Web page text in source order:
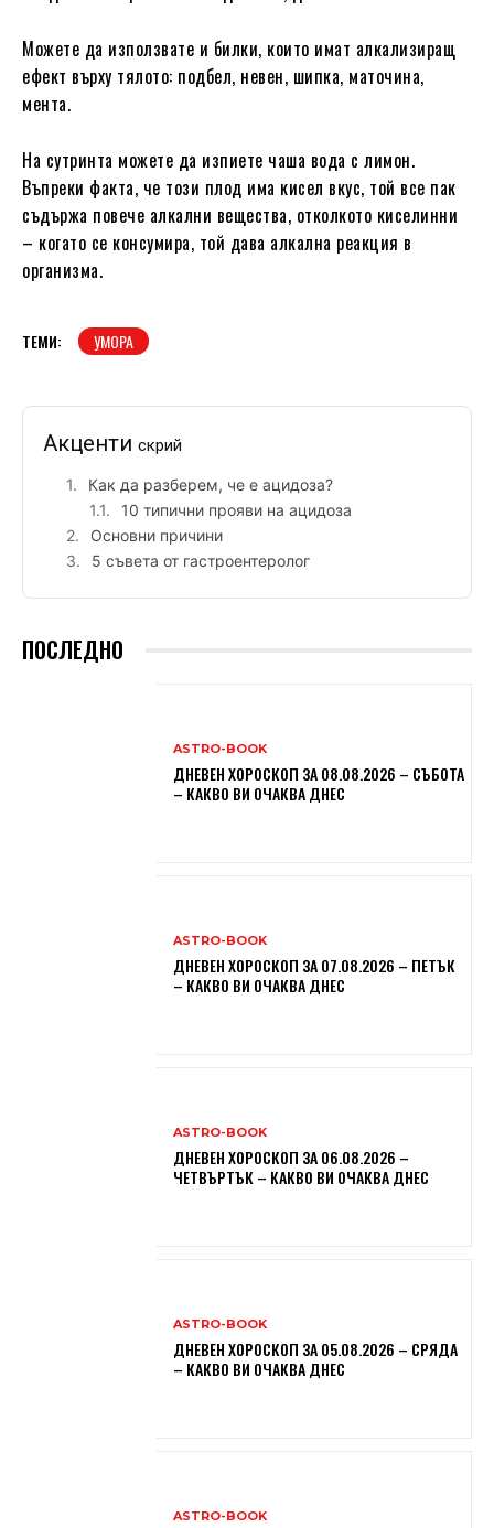
Можете да използвате и билки, които имат алкализиращ
ефект върху тялото: подбел, невен, шипка, маточина,
мента.
На сутринта можете да изпиете чаша вода с лимон.
Въпреки факта, че този плод има кисел вкус, той все пак
съдържа повече алкални вещества, отколкото киселинни
– когато се консумира, той дава алкална реакция в
организма.
ТЕМИ: УМОРА
Акценти скрий
Как да разберем, че е ацидоза?
10 типични прояви на ацидоза
Основни причини
5 съвета от гастроентеролог
ПОСЛЕДНО
ASTRO-BOOK
ДНЕВЕН ХОРОСКОП ЗА 08.08.2026 – СЪБОТА
– КАКВО ВИ ОЧАКВА ДНЕС
ASTRO-BOOK
ДНЕВЕН ХОРОСКОП ЗА 07.08.2026 – ПЕТЪК
– КАКВО ВИ ОЧАКВА ДНЕС
ASTRO-BOOK
ДНЕВЕН ХОРОСКОП ЗА 06.08.2026 –
ЧЕТВЪРТЪК – КАКВО ВИ ОЧАКВА ДНЕС
ASTRO-BOOK
ДНЕВЕН ХОРОСКОП ЗА 05.08.2026 – СРЯДА
– КАКВО ВИ ОЧАКВА ДНЕС
ASTRO-BOOK